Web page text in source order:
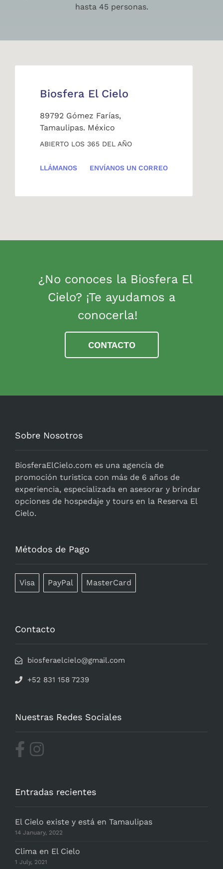
hasta 45 personas.
Biosfera El Cielo
89792 Gómez Farías,
Tamaulipas. México
ABIERTO LOS 365 DEL AÑO
LLÁMANOS ENVÍANOS UN CORREO
¿No conoces la Biosfera El
Cielo? ¡Te ayudamos a
conocerla!
CONTACTO
Sobre Nosotros
BiosferaElCielo.com es una agencia de
promoción turistica con más de 6 años de
experiencia, especializada en asesorar y brindar
opciones de hospedaje y tours en la Reserva El
Cielo.
Métodos de Pago
Visa PayPal MasterCard
Contacto
biosferaelcielo@gmail.com
+52 831 158 7239
Nuestras Redes Sociales
Entradas recientes
El Cielo existe y está en Tamaulipas
14 January, 2022
Clima en El Cielo
1 July, 2021